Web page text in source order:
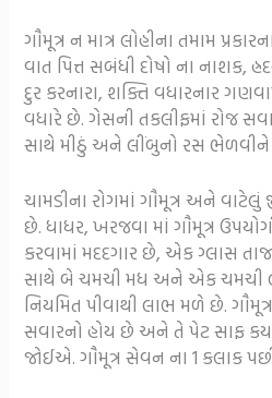
ગૌમૂત્ર ન માત્ર લોહીના તમામ
વાત પિત્ત સબંધી દોષો ના નાશક,
દુર કરનારા, શક્તિ વધારનાર
વધારે છે. ગેસની તકલીફમાં રોજ
સાથે મીઠું અને લીંબુનો રસ
ચામડીના રોગમાં ગૌમૂત્ર અને
છે. ધાધર, ખરજવા માં ગૌમૂત્ર
કરવામાં મદદગાર છે, એક ગ્લાસ
સાથે બે ચમચી મધ અને એક ચમચી
નિયમિત પીવાથી લાભ મળે છે.
સવારનો હોય છે અને તે પેટ સાફ
જોઈએ. ગૌમૂત્ર સેવન ના 1 કલાક